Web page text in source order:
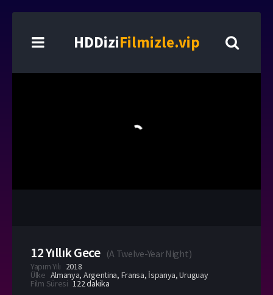
HDDiziFilmizle.vip
12 Yıllık Gece (A Twelve-Year Night)
Yapım Yılı 2018
Ülke Almanya, Argentina, Fransa, İspanya,Uruguay
Film Süresi 122 dakika